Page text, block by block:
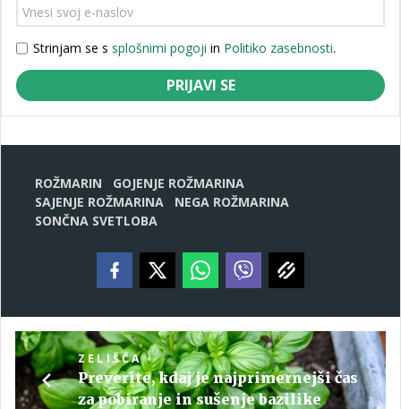
Strinjam se s splošnimi pogoji in Politiko zasebnosti.
PRIJAVI SE
ROŽMARIN
GOJENJE ROŽMARINA
SAJENJE ROŽMARINA
NEGA ROŽMARINA
SONČNA SVETLOBA
ZELIŠČA
Preverite, kdaj je najprimernejši čas
za pobiranje in sušenje bazilike